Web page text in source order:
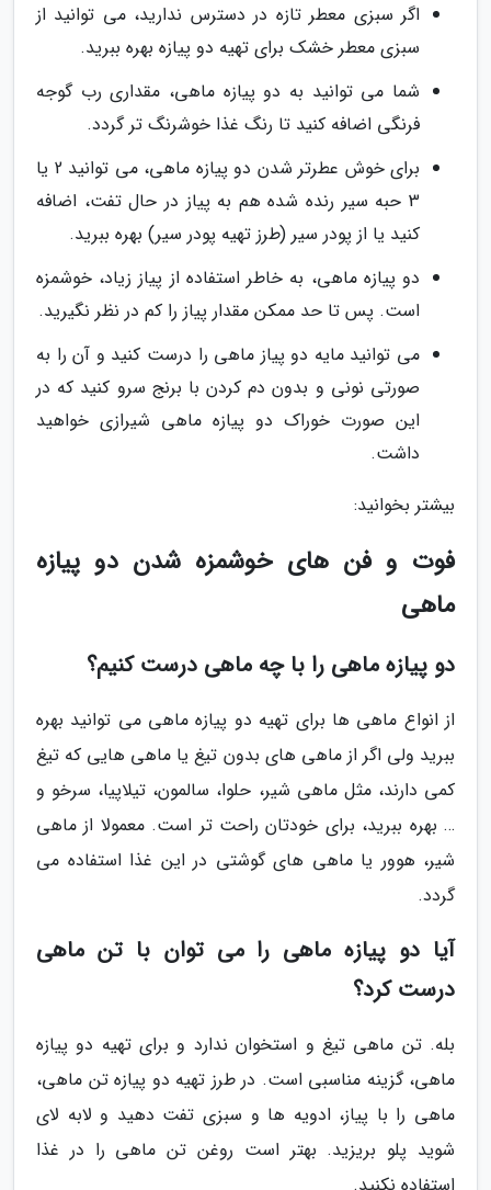
اگر سبزی معطر تازه در دسترس ندارید، می توانید از
سبزی معطر خشک برای تهیه دو پیازه بهره ببرید.
شما می توانید به دو پیازه ماهی، مقداری رب گوجه
فرنگی اضافه کنید تا رنگ غذا خوشرنگ تر گردد.
برای خوش عطرتر شدن دو پیازه ماهی، می توانید 2 یا
3 حبه سیر رنده شده هم به پیاز در حال تفت، اضافه
کنید یا از پودر سیر (طرز تهیه پودر سیر) بهره ببرید.
دو پیازه ماهی، به خاطر استفاده از پیاز زیاد، خوشمزه
است. پس تا حد ممکن مقدار پیاز را کم در نظر نگیرید.
می توانید مایه دو پیاز ماهی را درست کنید و آن را به
صورتی نونی و بدون دم کردن با برنج سرو کنید که در
این صورت خوراک دو پیازه ماهی شیرازی خواهید
داشت.
بیشتر بخوانید:
فوت و فن های خوشمزه شدن دو پیازه
ماهی
دو پیازه ماهی را با چه ماهی درست کنیم؟
از انواع ماهی ها برای تهیه دو پیازه ماهی می توانید بهره
ببرید ولی اگر از ماهی های بدون تیغ یا ماهی هایی که تیغ
کمی دارند، مثل ماهی شیر، حلوا، سالمون، تیلاپیا، سرخو و
… بهره ببرید، برای خودتان راحت تر است. معمولا از ماهی
شیر، هوور یا ماهی های گوشتی در این غذا استفاده می
گردد.
آیا دو پیازه ماهی را می توان با تن ماهی
درست کرد؟
بله. تن ماهی تیغ و استخوان ندارد و برای تهیه دو پیازه
ماهی، گزینه مناسبی است. در طرز تهیه دو پیازه تن ماهی،
ماهی را با پیاز، ادویه ها و سبزی تفت دهید و لابه لای
شوید پلو بریزید. بهتر است روغن تن ماهی را در غذا